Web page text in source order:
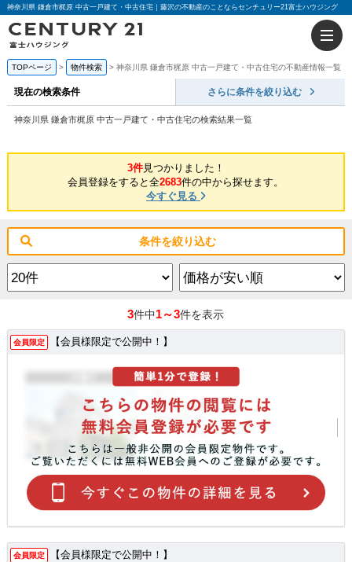
神奈川県 鎌倉市梶原 中古一戸建て・中古住宅｜藤沢の不動産のことならセンチュリー21富士ハウジング
TOPページ 物件検索 神奈川県 鎌倉市梶原 中古一戸建て・中古住宅の不動産情報一覧
現在の検索条件 さらに条件を絞り込む
神奈川県 鎌倉市梶原 中古一戸建て・中古住宅の検索結果一覧
3件見つかりました！
会員登録をすると全2683件の中から探せます。
今すぐ見る
条件を絞り込む
3件中1～3件を表示
会員限定 【会員様限定で公開中！】
会員限定 【会員様限定で公開中！】